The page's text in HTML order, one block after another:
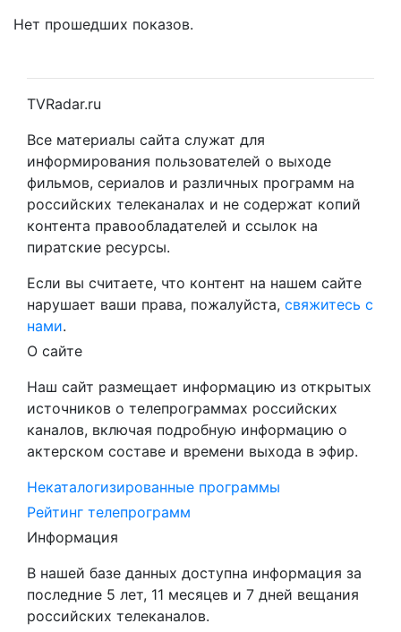
Нет прошедших показов.
TVRadar.ru
Все материалы сайта служат для
информирования пользователей о выходе
фильмов, сериалов и различных программ на
российских телеканалах и не содержат копий
контента правообладателей и ссылок на
пиратские ресурсы.
Если вы считаете, что контент на нашем сайте
нарушает ваши права, пожалуйста, свяжитесь с
нами.
О сайте
Наш сайт размещает информацию из открытых
источников о телепрограммах российских
каналов, включая подробную информацию о
актерском составе и времени выхода в эфир.
Некаталогизированные программы
Рейтинг телепрограмм
Информация
В нашей базе данных доступна информация за
последние 5 лет, 11 месяцев и 7 дней вещания
российских телеканалов.